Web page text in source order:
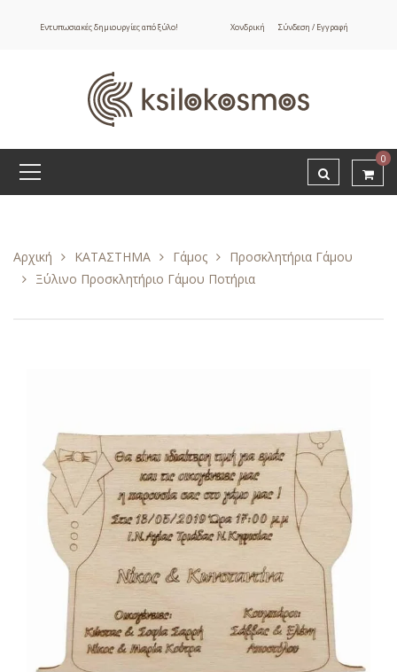
Εντυπωσιακές δημιουργίες από ξύλο! Χονδρική Σύνδεση / Εγγραφή
0
Αρχική ΚΑΤΑΣΤΗΜΑ Γάμος
Προσκλητήρια Γάμου
Ξύλινο Προσκλητήριο Γάμου Ποτήρια